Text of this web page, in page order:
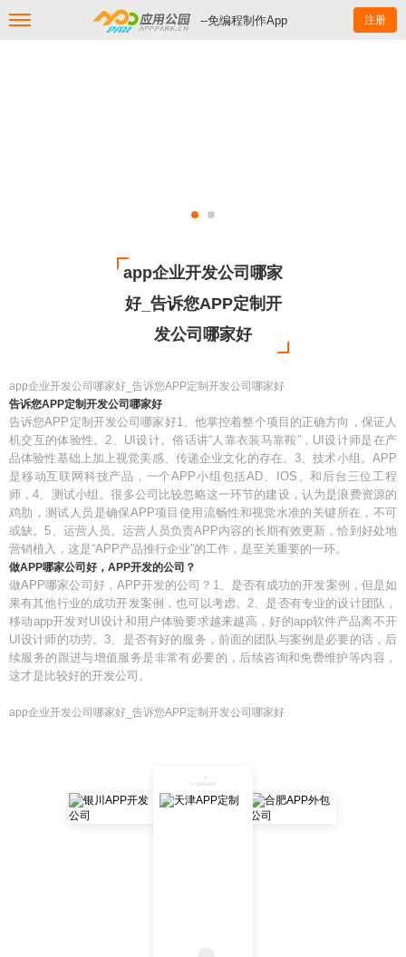
--免编程制作App 注册
app企业开发公司哪家
好_告诉您APP定制开
发公司哪家好
app企业开发公司哪家好_告诉您APP定制开发公司哪家好
告诉您APP定制开发公司哪家好
告诉您APP定制开发公司哪家好1、他掌控着整个项目的正确方向，保证人
机交互的体验性。2、UI设计。俗话讲“人靠衣装马靠鞍”，UI设计师是在产
品体验性基础上加上视觉美感、传递企业文化的存在。3、技术小组。APP
是移动互联网科技产品，一个APP小组包括AD、IOS、和后台三位工程
师，4、测试小组。很多公司比较忽略这一环节的建设，认为是浪费资源的
鸡肋，测试人员是确保APP项目使用流畅性和视觉水准的关键所在，不可
或缺。5、运营人员。运营人员负责APP内容的长期有效更新，恰到好处地
营销植入，这是“APP产品推行企业”的工作，是至关重要的一环。
做APP哪家公司好，APP开发的公司？
做APP哪家公司好，APP开发的公司？1、是否有成功的开发案例，但是如
果有其他行业的成功开发案例，也可以考虑。2、是否有专业的设计团队，
移动app开发对UI设计和用户体验要求越来越高，好的app软件产品离不开
UI设计师的功劳。3、是否有好的服务，前面的团队与案例是必要的话，后
续服务的跟进与增值服务是非常有必要的，后续咨询和免费维护等内容，
这才是比较好的开发公司。
app企业开发公司哪家好_告诉您APP定制开发公司哪家好